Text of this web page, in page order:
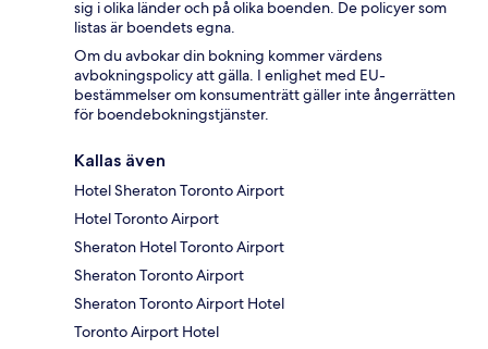
sig i olika länder och på olika boenden. De policyer som
listas är boendets egna.
Om du avbokar din bokning kommer värdens
avbokningspolicy att gälla. I enlighet med EU-
bestämmelser om konsumenträtt gäller inte ångerrätten
för boendebokningstjänster.
Kallas även
Hotel Sheraton Toronto Airport
Hotel Toronto Airport
Sheraton Hotel Toronto Airport
Sheraton Toronto Airport
Sheraton Toronto Airport Hotel
Toronto Airport Hotel